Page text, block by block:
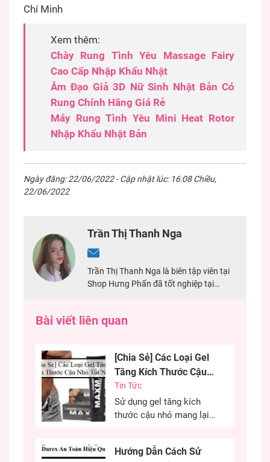
Chí Minh
Xem thêm:
Chày Rung Tình Yêu Massage Fairy
Cao Cấp Nhập Khẩu Nhật
Âm Đạo Giả 3D Nữ Sinh Nhật Bản Có
Rung Chính Hãng Giá Rẻ
Máy Rung Tình Yêu Mini Heat Rotor
Nhập Khẩu Nhật Bản
Ngày đăng: 22/06/2022 - Cập nhật lúc: 16:08 Chiều,
22/06/2022
Trần Thị Thanh Nga
Trần Thị Thanh Nga là biên tập viên tại
Shop Hưng Phấn đã tốt nghiệp tại
nghiệm về biên tập viên content, đặc
Bài viết liên quan
[Chia Sẻ] Các Loại Gel
Tăng Kích Thước Cậu
Nhỏ Tốt Nhất
Tin Tức
Sử dụng gel tăng kích
thước cậu nhỏ mang lại
đến sự tự tin cho các
Hướng Dẫn Cách Sử